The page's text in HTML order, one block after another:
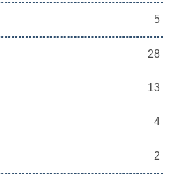
5
28
13
4
2